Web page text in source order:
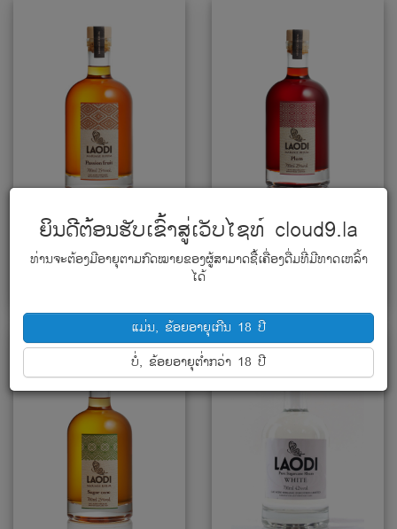
70cl / 25%
404,000₭
70cl / 25%
404,000₭
ຍິນດີຕ້ອນຮັບເຂົ້າສູ່ເວັບໄຊທ໌ cloud9.la
ທ່ານຈະຕ້ອງມີອາຍຸຕາມກົດໝາຍຂອງຜູ້ສາມາດຊື້ເຄື່ອງດື່ມທີ່ມີທາດເຫລົ້າ
ໄດ້
ແມ່ນ, ຂ້ອຍອາຍຸເກີນ 18 ປີ
ບໍ່, ຂ້ອຍອາຍຸຕໍ່າກວ່າ 18 ປີ